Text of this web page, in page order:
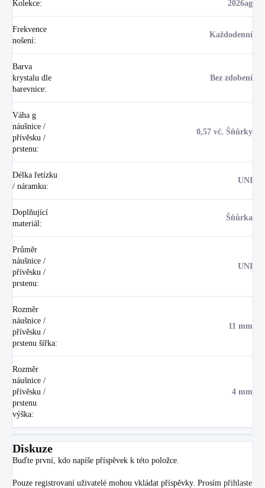
Kolekce: 2026ag
Frekvence
nošení:
Každodenní
Barva
krystalu dle
barevnice:
Bez zdobení
Váha g
náušnice /
přívěsku /
prstenu:
0,57 vč. Šňůrky
Délka řetízku
/ náramku:
UNI
Doplňující
materiál :
Šňůrka
Průměr
náušnice /
přívěsku /
prstenu:
UNI
Rozměr
náušnice /
přívěsku /
prstenu šířka:
11 mm
Rozměr
náušnice /
přívěsku /
prstenu
výška:
4 mm
Diskuze
Buďte první, kdo napíše příspěvek k této položce.
Pouze registrovaní uživatelé mohou vkládat příspěvky. Prosím přihlaste